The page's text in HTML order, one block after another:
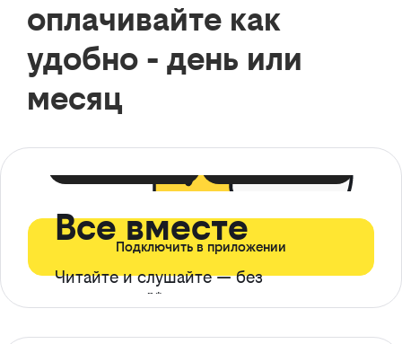
оплачивайте как
удобно - день или
месяц
Все вместе
Читайте и слушайте — без
ограничений*
Подключить в приложении